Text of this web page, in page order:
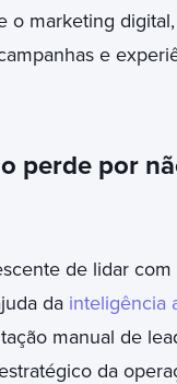
o marketing
e
perde por
de lidar com
da inteligência
manual de
da